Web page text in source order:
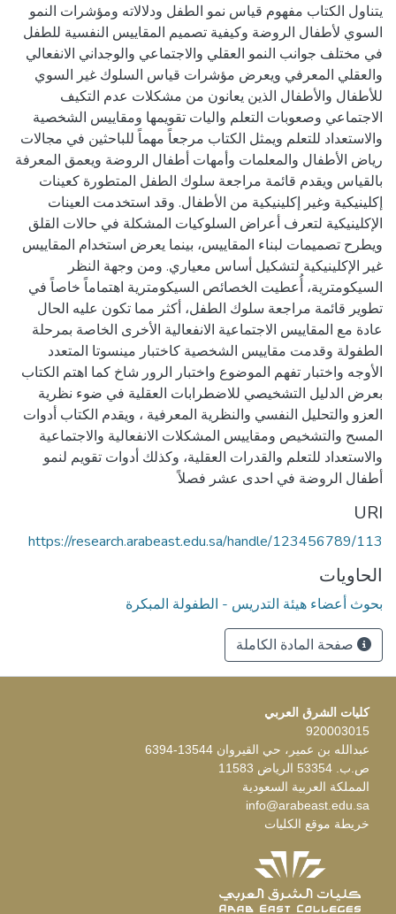
يتناول الكتاب مفهوم قياس نمو الطفل ودلالاته ومؤشرات النمو
السوي لأطفال الروضة وكيفية تصميم المقاييس النفسية للطفل
في مختلف جوانب النمو العقلي والاجتماعي والوجداني الانفعالي
والعقلي المعرفي ويعرض مؤشرات قياس السلوك غير السوي
للأطفال والأطفال الذين يعانون من مشكلات عدم التكيف
الاجتماعي وصعوبات التعلم واليات تقويمها ومقاييس الشخصية
والاستعداد للتعلم ويمثل الكتاب مرجعاً مهماً للباحثين في مجالات
رياض الأطفال والمعلمات وأمهات أطفال الروضة ويعمق المعرفة
بالقياس ويقدم قائمة مراجعة سلوك الطفل المتطورة كعينات
إكلينيكية وغير إكلينيكية من الأطفال. وقد استخدمت العينات
الإكلينيكية لتعرف أعراض السلوكيات المشكلة في حالات القلق
ويطرح تصميمات لبناء المقاييس، بينما يعرض استخدام المقاييس
غير الإكلينيكية لتشكيل أساس معياري. ومن وجهة النظر
السيكومترية، أُعطيت الخصائص السيكومترية اهتماماً خاصاً في
تطوير قائمة مراجعة سلوك الطفل، أكثر مما تكون عليه الحال
عادة مع المقاييس الاجتماعية الانفعالية الأخرى الخاصة بمرحلة
الطفولة وقدمت مقاييس الشخصية كاختبار مينسوتا المتعدد
الأوجه واختبار تفهم الموضوع واختبار الرور شاخ كما اهتم الكتاب
بعرض الدليل التشخيصي للاضطرابات العقلية في ضوء نظرية
العزو والتحليل النفسي والنظرية المعرفية ، ويقدم الكتاب أدوات
المسح والتشخيص ومقاييس المشكلات الانفعالية والاجتماعية
والاستعداد للتعلم والقدرات العقلية، وكذلك أدوات تقويم لنمو
أطفال الروضة في احدى عشر فصلاً
URI
https://research.arabeast.edu.sa/handle/123456789/113
الحاويات
بحوث أعضاء هيئة التدريس - الطفولة المبكرة
صفحة المادة الكاملة
كليات الشرق العربي
920003015
عبدالله بن عمير، حي القيروان 13544-6394
ص.ب. 53354 الرياض 11583
المملكة العربية السعودية
info@arabeast.edu.sa
خريطة موقع الكليات